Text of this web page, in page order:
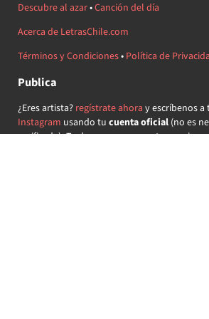
Descubre al azar•Canción del día
Acerca de LetrasChile.com
Términos y Condiciones• Política de
Publica
¿Eres artista? regístrate ahora y escríbenos
Instagram usando tu cuenta oficial(no es
verificada) ¡Te daremos acceso a tu propio